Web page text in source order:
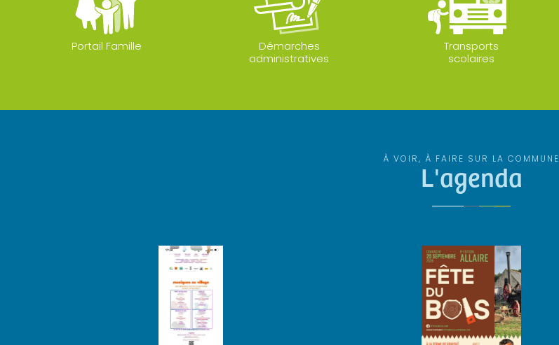
Portail Famille
Démarches
administratives
Transports
scolaires
À VOIR, À FAIRE SUR LA COMMUNE
L'agenda